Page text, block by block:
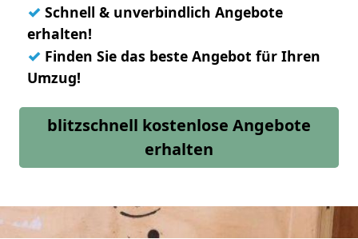
✓ Schnell & unverbindlich Angebote
erhalten!
✓ Finden Sie das beste Angebot für Ihren
Umzug!
blitzschnell kostenlose Angebote
erhalten